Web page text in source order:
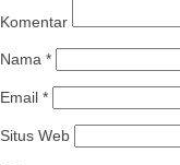
Komentar
Nama *
Email *
Situs Web